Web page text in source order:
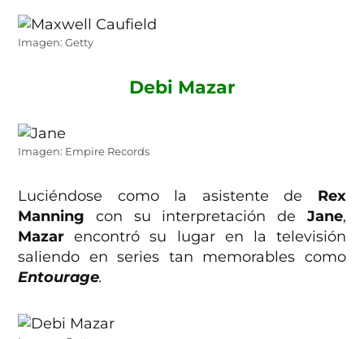
Imagen: Getty
Debi Mazar
Imagen: Empire Records
Luciéndose como la asistente de Rex
Manning con su interpretación de Jane,
Mazar encontró su lugar en la televisión
saliendo en series tan memorables como
Entourage.